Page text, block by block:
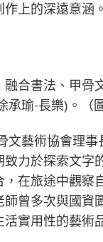
上的深遠意涵
合書法、甲骨
承瑜-長樂)。（
文藝術協會理
力於探索文
在旅途中觀察
曾多次與國資
實用性的藝